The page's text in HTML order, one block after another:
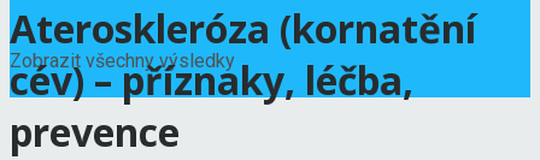
Zobrazit všechny výsledky
Ateroskleróza (kornatění
cév) – příznaky, léčba,
prevence